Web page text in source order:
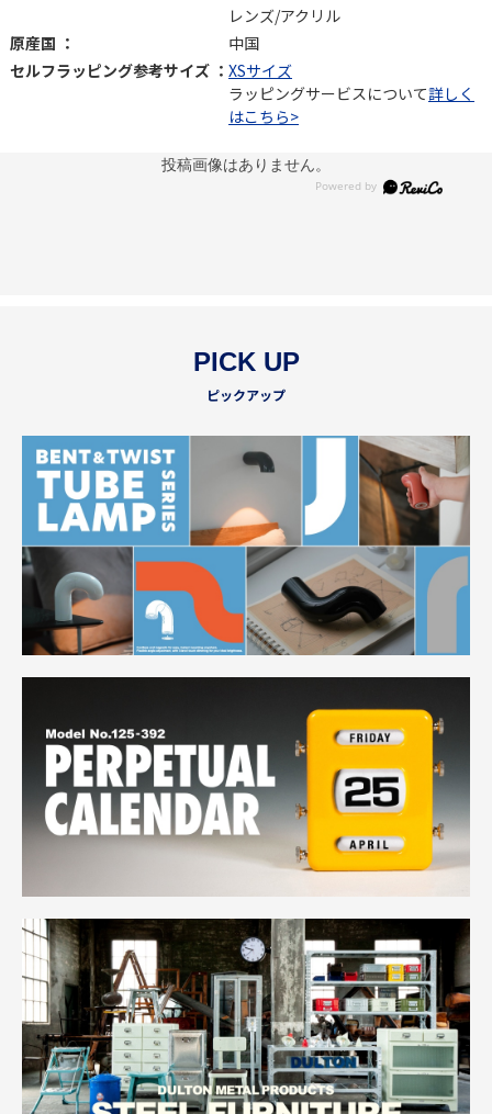
レンズ/アクリル
原産国 ：
中国
セルフラッピング参考サイズ ： XSサイズ
ラッピングサービスについて詳しく
はこちら>
投稿画像はありません。
PICK UP
ピックアップ